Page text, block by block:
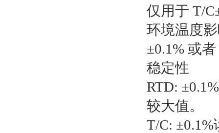
仅用于 T/
环境温度
±0.1% 或
稳定性
RTD:
较大值。
T/C: ±0.1%